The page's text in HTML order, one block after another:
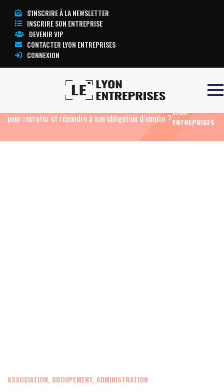
S'INSCRIRE À LA NEWSLETTER
INSCRIRE SON ENTREPRISE
DEVENIR VIP
CONTACTER LYON ENTREPRISES
CONNEXION
Agenda
Jeudi 24
pour recruter et répondre à son obligation d’emploi ?
LYON
ENTREPRISES
ASSOCIATION, GROUPEMENT, ADMINISTRATION